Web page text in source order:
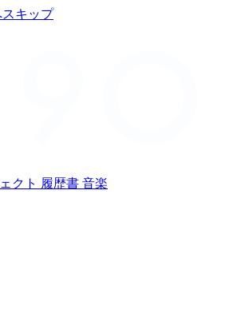
スキップ
クト 履歴書 音楽